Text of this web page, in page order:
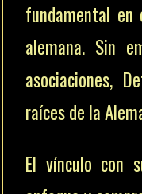
fundamental
alemana. Sin
asociaciones,
raíces de la
El vínculo con